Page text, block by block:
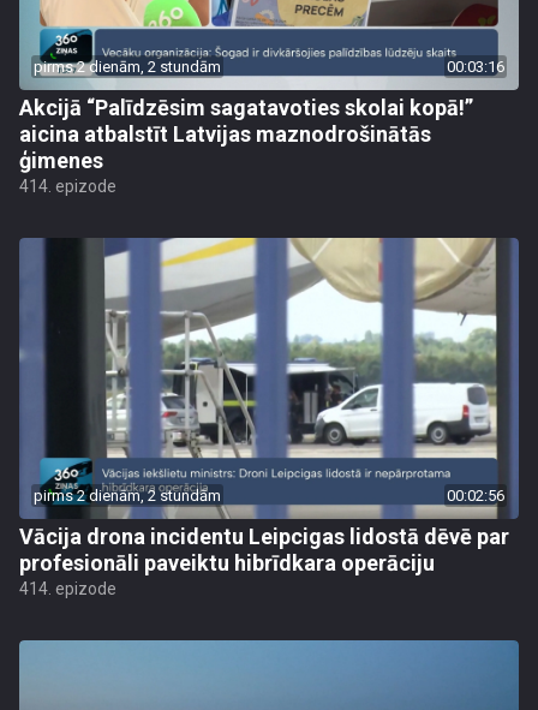
pirms 2 dienām, 2 stundām 00:03:16
Akcijā “Palīdzēsim sagatavoties skolai kopā!”
aicina atbalstīt Latvijas maznodrošinātās
ģimenes
414. epizode
pirms 2 dienām, 2 stundām 00:02:56
Vācija drona incidentu Leipcigas lidostā dēvē par
profesionāli paveiktu hibrīdkara operāciju
414. epizode